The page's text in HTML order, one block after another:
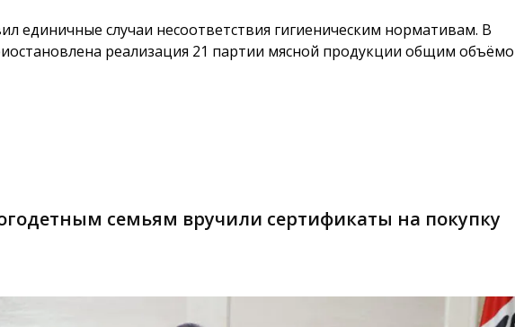
единичные случаи несоответствия гигиеническим нормативам. В
реализация 21 партии мясной продукции общим
семьям вручили сертификаты на покупку